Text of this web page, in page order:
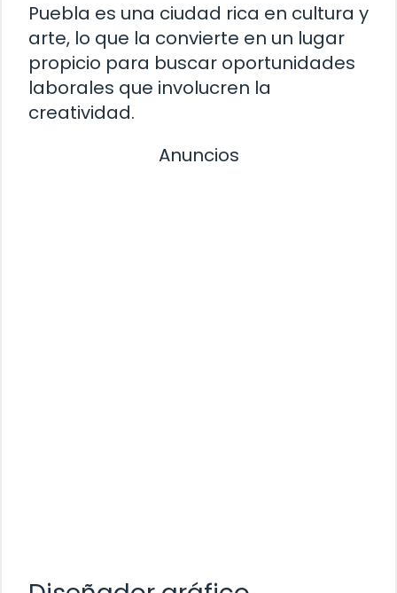
Puebla es una ciudad rica en cultura y
arte, lo que la convierte en un lugar
propicio para buscar oportunidades
laborales que involucren la
creatividad.
Anuncios